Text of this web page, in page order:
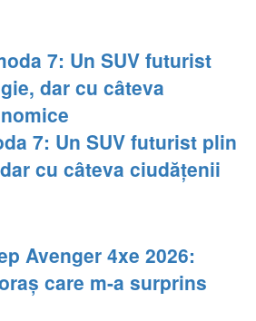
7: Un SUV futurist plin
cu câteva ciudățenii